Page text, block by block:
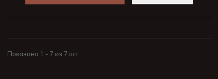
Показано 1 - 7 из 7 шт